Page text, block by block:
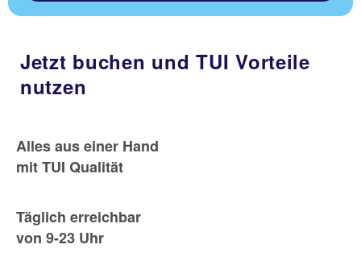
Jetzt buchen und TUI Vorteile
nutzen
Alles aus einer Hand
mit TUI Qualität
Täglich erreichbar
von 9-23 Uhr